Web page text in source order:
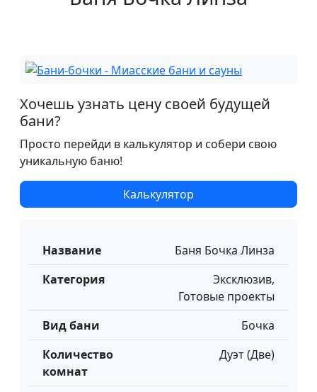
Хочешь узнать цену своей будущей
бани?
Просто перейди в калькулятор и собери свою
уникальную баню!
Калькулятор
Название
Баня Бочка Линза
Категория
Эксклюзив,
Готовые проекты
Вид бани
Бочка
Количество
комнат
Дуэт (Две)